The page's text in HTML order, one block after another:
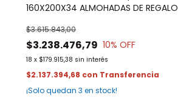
160X200X34 ALMOHADAS DE REGALO
$3.238.476,79
$3.615.843,00
10% OFF
18 x $179.915,38 sin interés
$2.137.394,68 con
¡Solo quedan 3 en stock!